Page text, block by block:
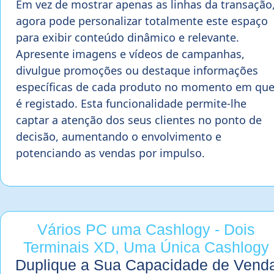
Em vez de mostrar apenas as linhas da
agora pode personalizar totalmente este espaço
para exibir conteúdo dinâmico e relevante.
Apresente imagens e vídeos de campanhas,
divulgue promoções ou destaque informações
específicas de cada produto no momento em que
é registado. Esta funcionalidade permite-lhe
captar a atenção dos seus clientes no ponto de
decisão, aumentando o envolvimento e
potenciando as vendas por impulso.
Vários PC uma Cashlogy - Dois
Terminais XD, Uma Única Cashlogy
Duplique a Sua Capacidade de